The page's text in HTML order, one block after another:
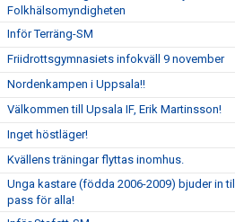
Folkhälsomyndigheten
Inför Terräng-SM
Friidrottsgymnasiets infokväll 9 november
Nordenkampen i Uppsala!!
Välkommen till Upsala IF, Erik Martinsson!
Inget höstläger!
Kvällens träningar flyttas inomhus.
Unga kastare (födda 2006-2009) bjuder in
pass för alla!